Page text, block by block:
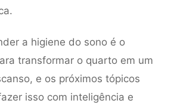
a higiene do sono é o
transformar o quarto em um
e os próximos tópicos
isso com inteligência e